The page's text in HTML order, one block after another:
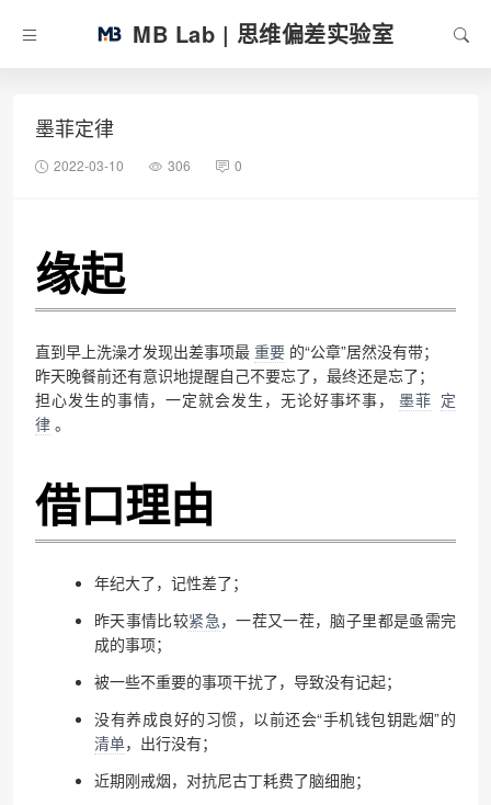
MB Lab | 思维偏差实验室
墨菲定律
2022-03-10 306 0
缘起
直到早上洗澡才发现出差事项最 重要 的“公章”居然没有带；
昨天晚餐前还有意识地提醒自己不要忘了，最终还是忘了；
担心发生的事情，一定就会发生，无论好事坏事，
墨菲 定
律 。
借口理由
年纪大了，记性差了；
昨天事情比较紧急，一茬又一茬，脑子里都是亟需完
成的事项；
被一些不重要的事项干扰了，导致没有记起；
没有养成良好的习惯，以前还会“手机钱包钥匙烟”的
清单，出行没有；
近期刚戒烟，对抗尼古丁耗费了脑细胞；